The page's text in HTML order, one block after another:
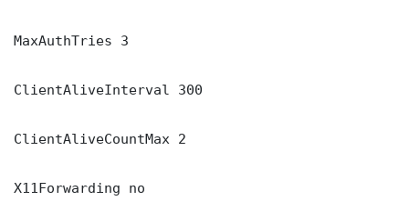
MaxAuthTries 3
ClientAliveInterval 300
ClientAliveCountMax 2
X11Forwarding no